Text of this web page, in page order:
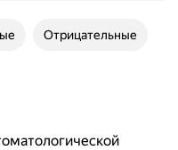
Отрицательные